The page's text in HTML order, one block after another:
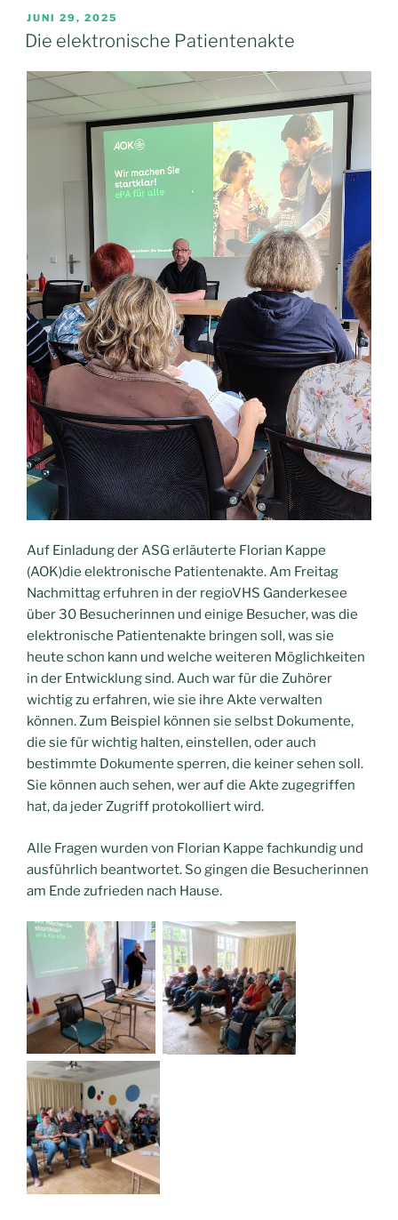
VERÖFFENTLICHT
AM
JUNI 29, 2025
Die elektronische Patientenakte
Auf Einladung der ASG erläuterte Florian Kappe
(AOK)die elektronische Patientenakte. Am Freitag
Nachmittag erfuhren in der regioVHS Ganderkesee
über 30 Besucherinnen und einige Besucher, was die
elektronische Patientenakte bringen soll, was sie
heute schon kann und welche weiteren Möglichkeiten
in der Entwicklung sind. Auch war für die Zuhörer
wichtig zu erfahren, wie sie ihre Akte verwalten
können. Zum Beispiel können sie selbst Dokumente,
die sie für wichtig halten, einstellen, oder auch
bestimmte Dokumente sperren, die keiner sehen soll.
Sie können auch sehen, wer auf die Akte zugegriffen
hat, da jeder Zugriff protokolliert wird.
Alle Fragen wurden von Florian Kappe fachkundig und
ausführlich beantwortet. So gingen die Besucherinnen
am Ende zufrieden nach Hause.